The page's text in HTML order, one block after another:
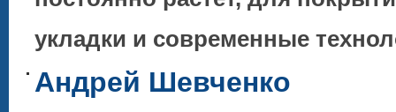
укладки и современные
Андрей Шевченко